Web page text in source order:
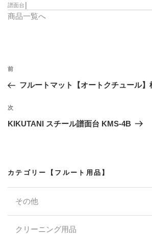
譜面台
商品一覧へ
投
ビ
ゲ
ン
過
去
投
稿
前
フルートマット【オートクチュール】
次
の
次
KIKUTANI スチール譜面台 KMS-4B
カテゴリー【フルート用品】
その他
クリーニング用品